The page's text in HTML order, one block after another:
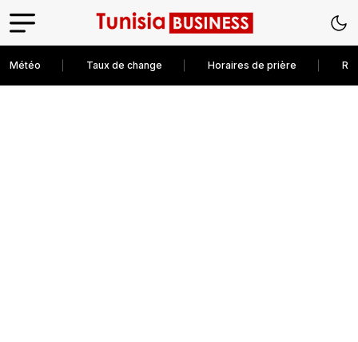
Météo Taux de change Horaires de prière